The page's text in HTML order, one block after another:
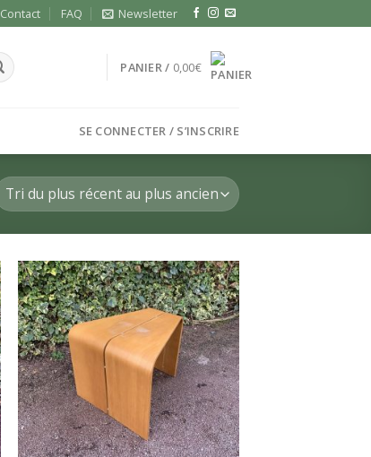
Contact FAQ Newsletter
PANIER / 0,00€
SE CONNECTER / S’INSCRIRE